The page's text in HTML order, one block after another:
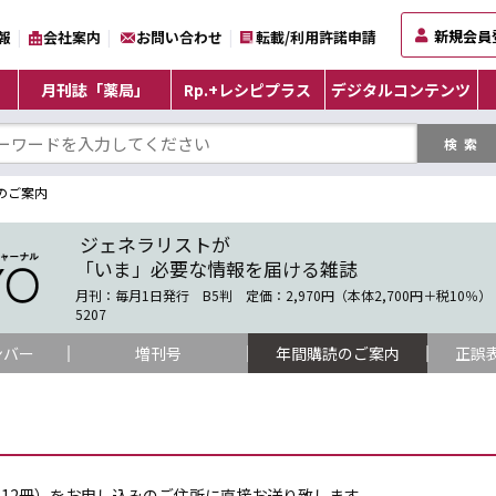
会社案内 お問い合わせ 転載/利用許諾申請 新規会員
月刊誌「薬局」 Rp.+レシピプラス デジタルコンテンツ
ご案内
ジェネラリストが
「いま」必要な情報を届ける雑誌
月刊：毎月1日発行 B5判 定価：2,970円（本体2,700円＋税10％
5207
ー 増刊号 年間購読のご案内 正誤